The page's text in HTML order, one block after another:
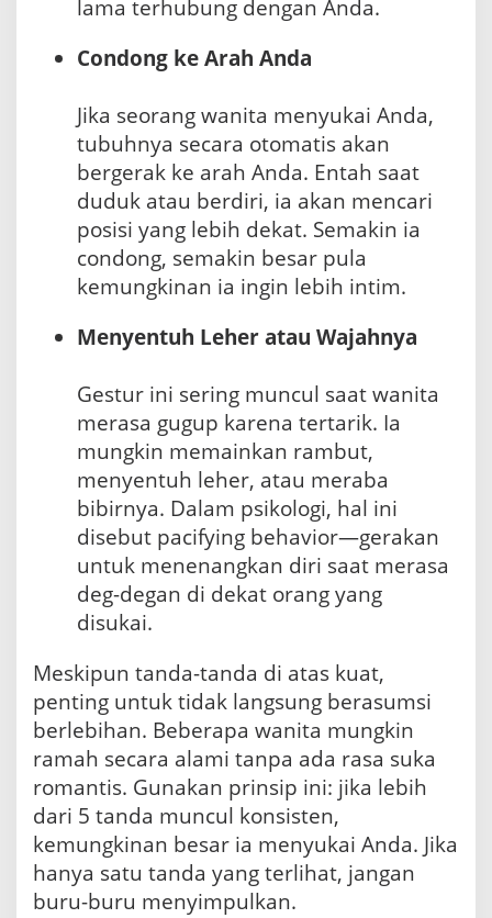
lama terhubung dengan Anda.
Condong ke Arah Anda
Jika seorang wanita menyukai Anda,
tubuhnya secara otomatis akan
bergerak ke arah Anda. Entah saat
duduk atau berdiri, ia akan mencari
posisi yang lebih dekat. Semakin ia
condong, semakin besar pula
kemungkinan ia ingin lebih intim.
Menyentuh Leher atau Wajahnya
Gestur ini sering muncul saat wanita
merasa gugup karena tertarik. Ia
mungkin memainkan rambut,
menyentuh leher, atau meraba
bibirnya. Dalam psikologi, hal ini
disebut pacifying behavior—gerakan
untuk menenangkan diri saat merasa
deg-degan di dekat orang yang
disukai.
Meskipun tanda-tanda di atas kuat,
penting untuk tidak langsung berasumsi
berlebihan. Beberapa wanita mungkin
ramah secara alami tanpa ada rasa suka
romantis. Gunakan prinsip ini: jika lebih
dari 5 tanda muncul konsisten,
kemungkinan besar ia menyukai Anda. Jika
hanya satu tanda yang terlihat, jangan
buru-buru menyimpulkan.